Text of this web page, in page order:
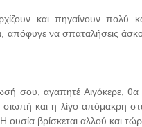
και πηγαίνουν πολύ
απόφυγε να σπαταλήσεις
αγαπητέ Αιγόκερε, θα
και η λίγο απόμακρη
βρίσκεται αλλού και